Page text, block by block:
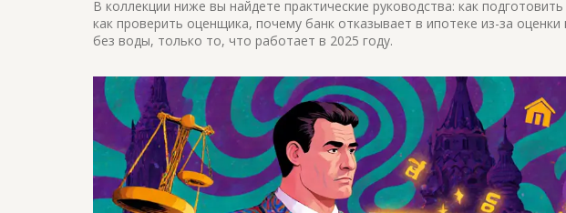
В коллекции ниже вы найдете практические руководства: как
как проверить оценщика, почему банк отказывает в ипотеке из-за
без воды, только то, что работает в 2025 году.